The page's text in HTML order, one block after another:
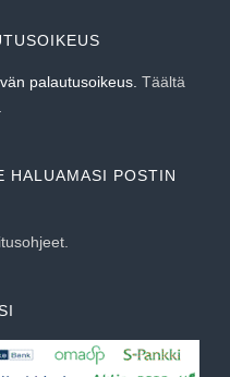
palautusoikeus.Täältä
HALUAMASI POSTIN